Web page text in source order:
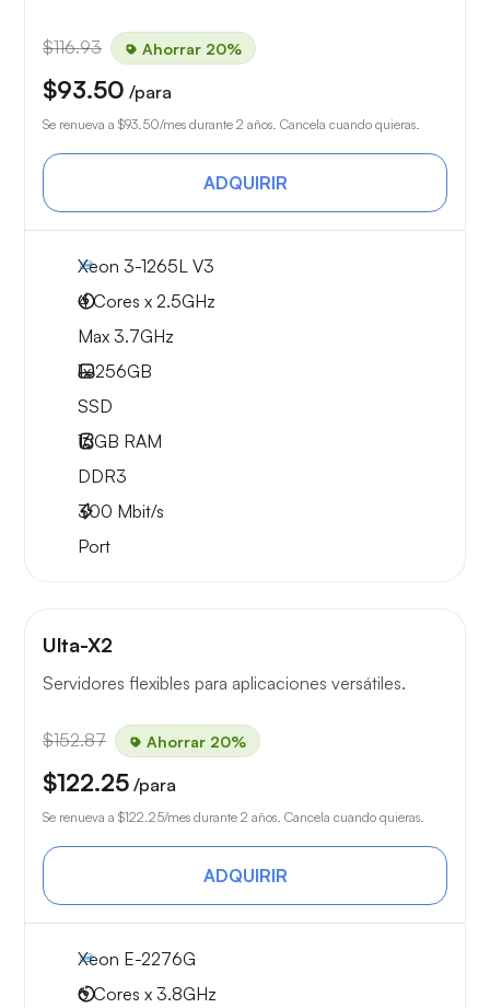
$116.93 Ahorrar 20%
$93.50 /para
Se renueva a $93.50/mes durante 2 años. Cancela cuando quieras.
ADQUIRIR
Xeon 3-1265L V3
4 Cores x 2.5GHz
Max 3.7GHz
1x256GB
SSD
16GB RAM
DDR3
300 Mbit/s
Port
Ulta-X2
Servidores flexibles para aplicaciones versátiles.
$152.87 Ahorrar 20%
$122.25 /para
Se renueva a $122.25/mes durante 2 años. Cancela cuando quieras.
ADQUIRIR
Xeon E-2276G
6 Cores x 3.8GHz